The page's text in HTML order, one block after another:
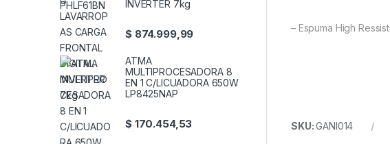
– Espuma High
SKU:GANI014
INVERTER 7kg
$874.999,99
ATMA
MULTIPROCESADORA 8
EN 1 C/LICUADORA 650W
LP8425NAP
$170.454,53